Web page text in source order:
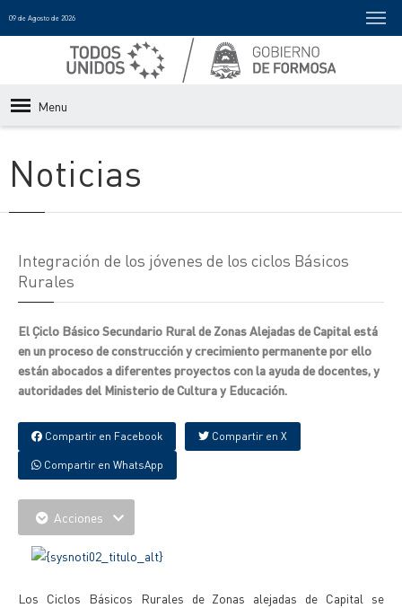
09 de Agosto de 2026
Menu
Noticias
Integración de los jóvenes de los ciclos Básicos
Rurales
El Çiclo Básico Secundario Rural de Zonas Alejadas de Capital está
en un proceso de construcción y crecimiento permanente por ello
están abocados a diferentes proyectos con la ayuda de docentes, y
autoridades del Ministerio de Cultura y Educación.
Compartir en Facebook Compartir en X
Compartir en WhatsApp
Acciones
Los Ciclos Básicos Rurales de Zonas alejadas de Capital se